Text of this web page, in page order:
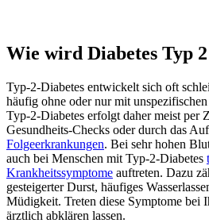
Wie wird Diabetes Typ
Typ-2-Diabetes entwickelt sich oft
häufig ohne oder nur mit
Typ-2-Diabetes erfolgt daher meist per
Gesundheits-Checks oder durch das
Folgeerkrankungen. Bei sehr hohen
auch bei Menschen mit Typ-2-Diabetes
Krankheitssymptome auftreten. Dazu
gesteigerter Durst, häufiges
Müdigkeit. Treten diese Symptome bei
ärztlich abklären lassen.